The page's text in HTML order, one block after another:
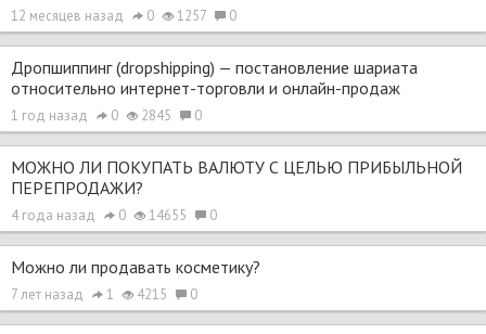
12 месяцев назад 0 1257 0
Дропшиппинг (dropshipping) — постановление шариата
относительно интернет-торговли и онлайн-продаж
1 год назад 0 2845 0
МОЖНО ЛИ ПОКУПАТЬ ВАЛЮТУ С ЦЕЛЬЮ ПРИБЫЛЬНОЙ
ПЕРЕПРОДАЖИ?
4 года назад 0 14655 0
Можно ли продавать косметику?
7 лет назад 1 4215 0